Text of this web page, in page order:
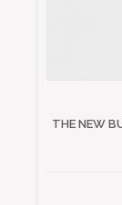
THE NEW